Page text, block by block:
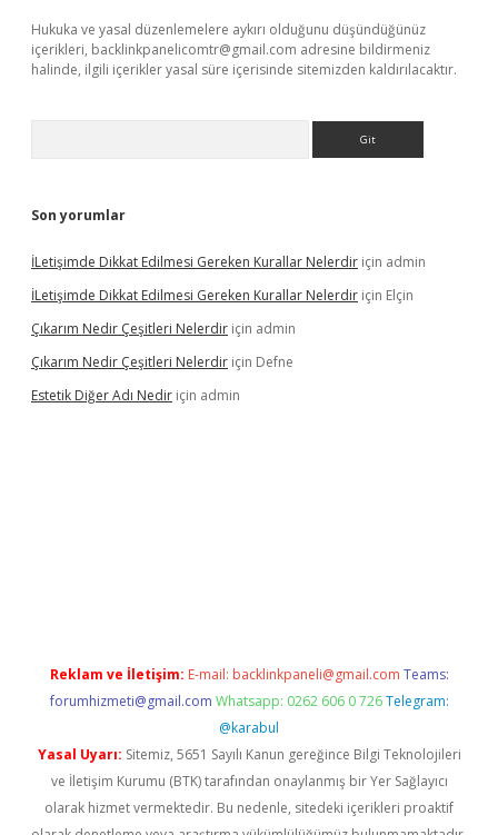
Hukuka ve yasal düzenlemelere aykırı olduğunu düşündüğünüz
içerikleri, backlinkpanelicomtr@gmail.com adresine bildirmeniz
halinde, ilgili içerikler yasal süre içerisinde sitemizden kaldırılacaktır.
Son yorumlar
İLetişimde Dikkat Edilmesi Gereken Kurallar Nelerdir için admin
İLetişimde Dikkat Edilmesi Gereken Kurallar Nelerdir için Elçin
Çıkarım Nedir Çeşitleri Nelerdir için admin
Çıkarım Nedir Çeşitleri Nelerdir için Defne
Estetik Diğer Adı Nedir için admin
Reklam ve İletişim: E-mail: backlinkpaneli@gmail.com Teams:
forumhizmeti@gmail.com Whatsapp: 0262 606 0 726 Telegram:
@karabul
Yasal Uyarı: Sitemiz, 5651 Sayılı Kanun gereğince Bilgi Teknolojileri
ve İletişim Kurumu (BTK) tarafından onaylanmış bir Yer Sağlayıcı
olarak hizmet vermektedir. Bu nedenle, sitedeki içerikleri proaktif